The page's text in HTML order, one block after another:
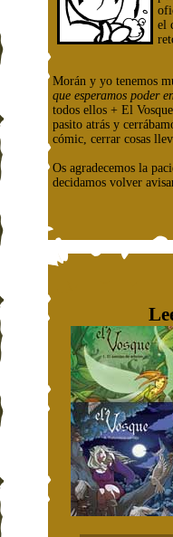
el
Morán y yo tenemos
que esperamos poder
todos ellos + El
pasito atrás y
cómic, cerrar cosas
Os agradecemos la
decidamos volver